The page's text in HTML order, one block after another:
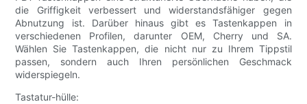
die Griffigkeit verbessert und widerstandsfähiger gegen
Abnutzung ist. Darüber hinaus gibt es Tastenkappen in
verschiedenen Profilen, darunter OEM, Cherry und SA.
Wählen Sie Tastenkappen, die nicht nur zu Ihrem Tippstil
passen, sondern auch Ihren persönlichen Geschmack
widerspiegeln.
Tastatur-hülle: